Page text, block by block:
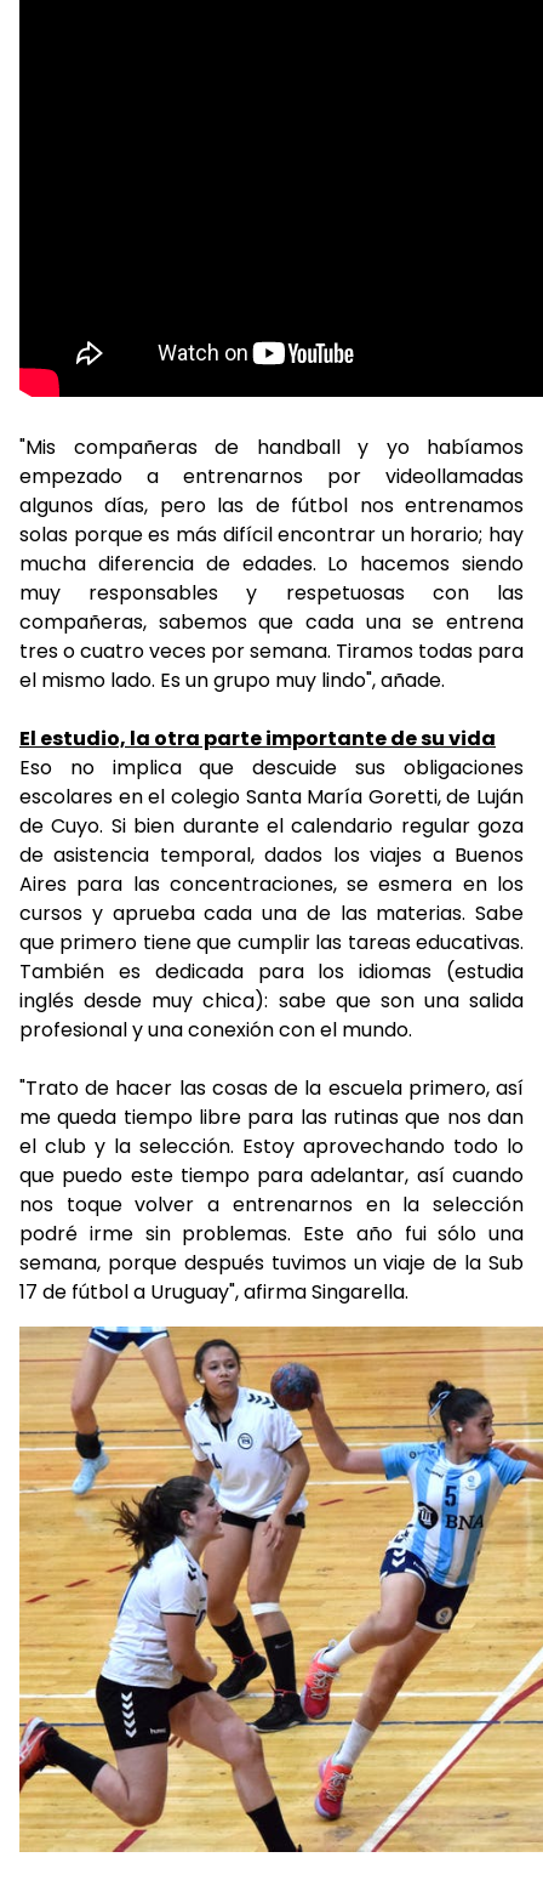
"Mis compañeras de handball y yo habíamos
empezado a entrenarnos por videollamadas
algunos días, pero las de fútbol nos entrenamos
solas porque es más difícil encontrar un horario; hay
mucha diferencia de edades. Lo hacemos siendo
muy responsables y respetuosas con las
compañeras, sabemos que cada una se entrena
tres o cuatro veces por semana. Tiramos todas para
el mismo lado. Es un grupo muy lindo", añade.
El estudio, la otra parte importante de su vida
Eso no implica que descuide sus obligaciones
escolares en el colegio Santa María Goretti, de Luján
de Cuyo. Si bien durante el calendario regular goza
de asistencia temporal, dados los viajes a Buenos
Aires para las concentraciones, se esmera en los
cursos y aprueba cada una de las materias. Sabe
que primero tiene que cumplir las tareas educativas.
También es dedicada para los idiomas (estudia
inglés desde muy chica): sabe que son una salida
profesional y una conexión con el mundo.
"Trato de hacer las cosas de la escuela primero, así
me queda tiempo libre para las rutinas que nos dan
el club y la selección. Estoy aprovechando todo lo
que puedo este tiempo para adelantar, así cuando
nos toque volver a entrenarnos en la selección
podré irme sin problemas. Este año fui sólo una
semana, porque después tuvimos un viaje de la Sub
17 de fútbol a Uruguay", afirma Singarella.